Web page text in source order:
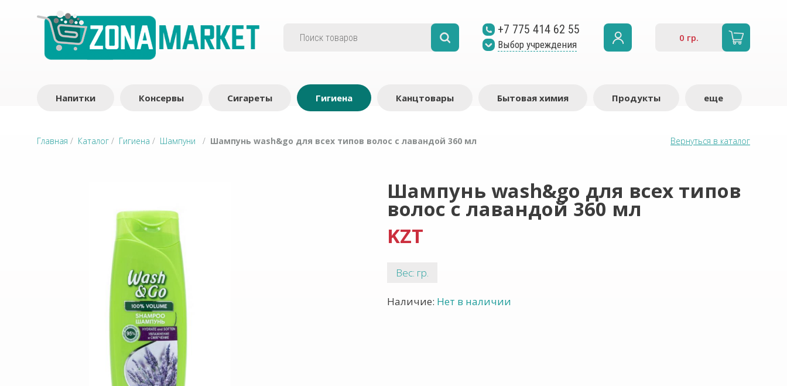
+7 775 414 62 55
Выбор учреждения
0 гр.
Напитки Консервы Сигареты Гигиена Канцтовары Бытовая химия Продукты еще
Главная / Каталог / Гигиена / Шампуни / Шампунь wash&go для всех типов волос с лавандой 360 мл Вернуться в каталог
Шампунь wash&go для всех типов
волос с лавандой 360 мл
KZT
Вес: гр.
Наличие: Нет в наличии